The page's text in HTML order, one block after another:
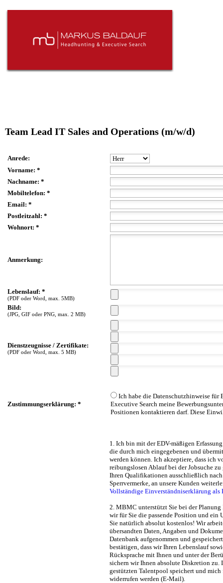
Team Lead IT Sales and Operations (m/w/d)
Anrede:
Vorname: *
Nachname: *
Mobiltelefon: *
Email: *
Postleitzahl: *
Wohnort: *
Anmerkung:
Lebenslauf: *
(PDF oder Word, max. 5MB)
Bild:
(JPG, GIF oder PNG, max. 2 MB)
Dienstzeugnisse / Zertifikate:
(PDF oder Word, max. 5 MB)
Zustimmungserklärung: *
Ich habe die Datenschutzhinweise
Executive Search meine
Positionen kontaktieren darf. Diese
1. Ich bin mit der EDV-mäßigen
die durch mich eingegebenen und
werden können. Ich akzeptiere, dass ich
reibungslosen Ablauf bei der Jobsuche
Ihren Qualifikationen ausschließlich
Sperrvermerke, an unsere Kunden
Vollständige Einverständniserklärung als
2. MBMC unterstützt Sie bei der
wir für Sie die passende Position und
Sie natürlich absolut kostenlos! Wir
übersandten Daten, Angaben und
Datenbank aufgenommen und
bestätigen, dass wir Ihren Lebenslauf
Rücksprache mit Ihnen und unter der
sichern wir Ihnen absolute Diskretion zu.
gestützten Talentpool speichert und
widerrufen werden (E-Mail).